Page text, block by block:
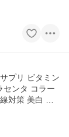
プリ ビタミン
センタ コラー
対策 美白 ケ